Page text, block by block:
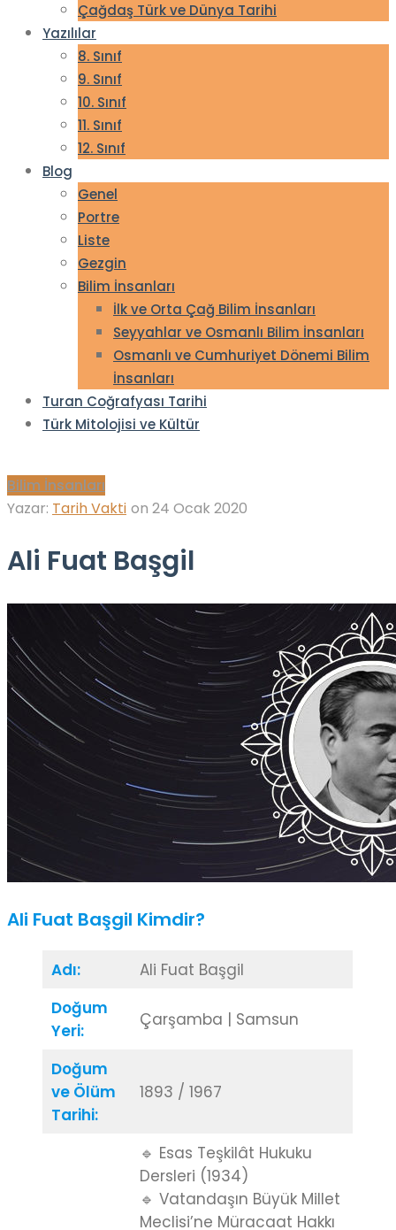
Çağdaş Türk ve Dünya Tarihi
Yazılılar
8. Sınıf
9. Sınıf
10. Sınıf
11. Sınıf
12. Sınıf
Blog
Genel
Portre
Liste
Gezgin
Bilim İnsanları
İlk ve Orta Çağ Bilim İnsanları
Seyyahlar ve Osmanlı Bilim İnsanları
Osmanlı ve Cumhuriyet Dönemi Bilim
İnsanları
Turan Coğrafyası Tarihi
Türk Mitolojisi ve Kültür
Bilim İnsanları
Yazar: Tarih Vakti on 24 Ocak 2020
Ali Fuat Başgil
Ali Fuat Başgil Kimdir?
Adı:
Ali Fuat Başgil
Doğum
Yeri:
Çarşamba | Samsun
Doğum
ve Ölüm
Tarihi:
1893 / 1967
🔹 Esas Teşkilât Hukuku
Dersleri (1934)
🔹 Vatandaşın Büyük Millet
Meclisi’ne Müracaat Hakkı